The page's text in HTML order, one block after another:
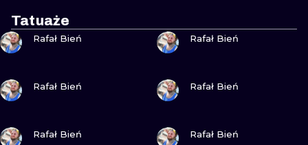
LONDYN
TRIBAL
Tatuaże
ZOBACZ
Rafał Bień
ZOBACZ
Rafał Bień
Rafał Bień Rafał Bień
Rafał Bień Rafał Bień